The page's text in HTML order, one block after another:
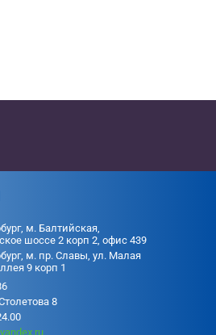
м. Балтийская,
шоссе 2 корп 2, офис 439
м. пр. Славы, ул. Малая
9 корп 1
8